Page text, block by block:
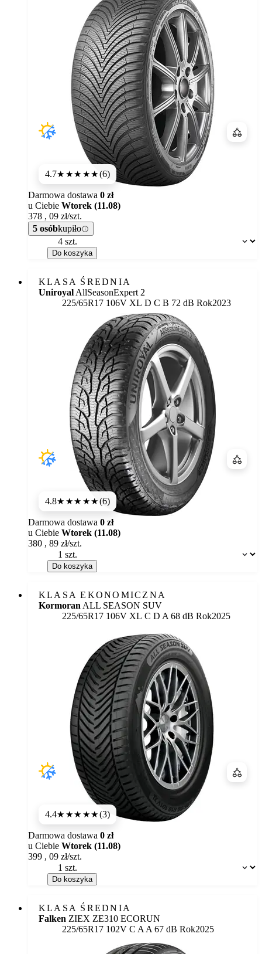
4.7★★★★★(6)
Dostępność:
Darmowa dostawa 0 zł
u Ciebie Wtorek (11.08)
378 , 09 zł/szt.
5 osóbkupiło
Do koszyka
KLASA ŚREDNIA
Uniroyal AllSeasonExpert 2
225/65R17 106V XL Etykieta:
D C B 72 dB Rok2023
4.8★★★★★(6)
Dostępność:
Darmowa dostawa 0 zł
u Ciebie Wtorek (11.08)
380 , 89 zł/szt.
Do koszyka
KLASA EKONOMICZNA
Kormoran ALL SEASON SUV
225/65R17 106V XL Etykieta:
C D A 68 dB Rok2025
4.4★★★★★(3)
Dostępność:
Darmowa dostawa 0 zł
u Ciebie Wtorek (11.08)
399 , 09 zł/szt.
Do koszyka
KLASA ŚREDNIA
Falken ZIEX ZE310 ECORUN
225/65R17 102V Etykieta:
C A A 67 dB Rok2025